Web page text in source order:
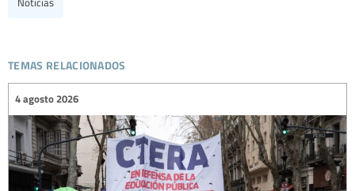
temas relacionados
4 agosto 2026